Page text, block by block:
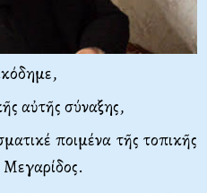
αὐτῆς σύναξης,
ποιμένα τῆς τοπικῆς
Μεγαρίδος.